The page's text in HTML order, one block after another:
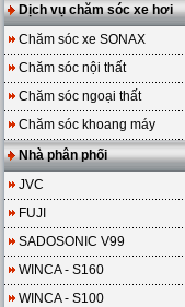
Dịch vụ chăm sóc xe hơi
Chăm sóc xe SONAX
Chăm sóc nội thất
Chăm sóc ngoại thất
Chăm sóc khoang máy
Nhà phân phối
JVC
FUJI
SADOSONIC V99
WINCA - S160
WINCA - S100